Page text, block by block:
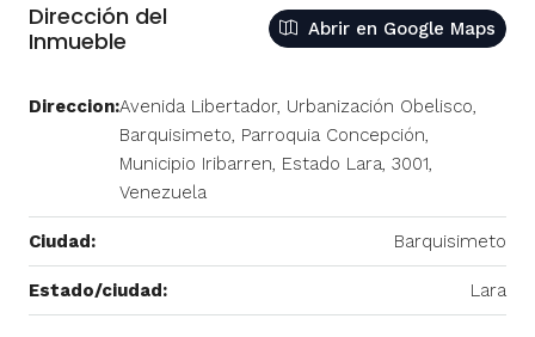
Dirección del
Inmueble
Abrir en Google Maps
Direccion:Avenida Libertador, Urbanización Obelisco,
Barquisimeto, Parroquia Concepción,
Municipio Iribarren, Estado Lara, 3001,
Venezuela
Ciudad: Barquisimeto
Estado/ciudad: Lara